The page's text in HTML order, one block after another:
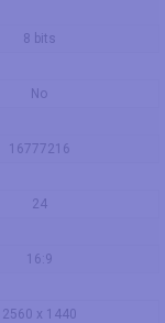
8 bits
No
16777216
24
16:9
2560 x 1440